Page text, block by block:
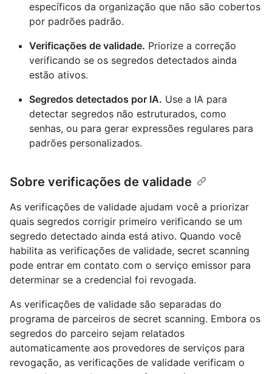
específicos da organização que não são cobertos
por padrões padrão.
Verificações de validade. Priorize a correção
verificando se os segredos detectados ainda
estão ativos.
Segredos detectados por IA. Use a IA para
detectar segredos não estruturados, como
senhas, ou para gerar expressões regulares para
padrões personalizados.
Sobre verificações de validade
As verificações de validade ajudam você a priorizar
quais segredos corrigir primeiro verificando se um
segredo detectado ainda está ativo. Quando você
habilita as verificações de validade, secret scanning
pode entrar em contato com o serviço emissor para
determinar se a credencial foi revogada.
As verificações de validade são separadas do
programa de parceiros de secret scanning. Embora os
segredos do parceiro sejam relatados
automaticamente aos provedores de serviços para
revogação, as verificações de validade verificam o